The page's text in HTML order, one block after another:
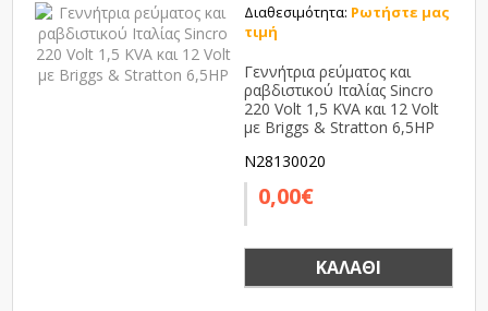
Διαθεσιμότητα: Ρωτήστε μας
τιμή
Γεννήτρια ρεύματος και
ραβδιστικού Ιταλίας Sincro
220 Volt 1,5 KVA και 12 Volt
με Briggs & Stratton 6,5HP
N28130020
0,00€
ΚΑΛΆΘΙ